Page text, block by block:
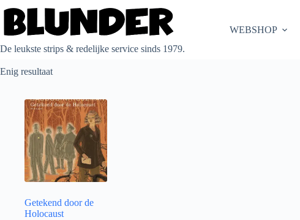
naar
inhoud
De leukste strips & redelijke service sinds 1979.
WEBSHOP
Enig resultaat
Getekend door de
Holocaust